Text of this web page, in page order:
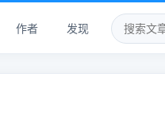
作者 发现